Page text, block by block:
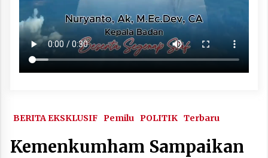
BERITA EKSKLUSIF Pemilu POLITIK Terbaru
Kemenkumham Sampaikan